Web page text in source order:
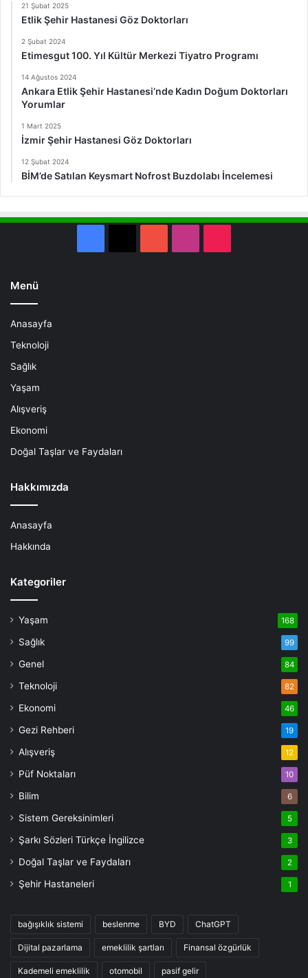
21 Şubat 2025
Etlik Şehir Hastanesi Göz Doktorları
2 Şubat 2024
Etimesgut 100. Yıl Kültür Merkezi Tiyatro Programı
14 Ağustos 2024
Ankara Etlik Şehir Hastanesi’nde Kadın Doğum Doktorları
Yorumlar
1 Mart 2025
İzmir Şehir Hastanesi Göz Doktorları
12 Şubat 2024
BİM’de Satılan Keysmart Nofrost Buzdolabı İncelemesi
Menü
Anasayfa
Teknoloji
Sağlık
Yaşam
Alışveriş
Ekonomi
Doğal Taşlar ve Faydaları
Hakkımızda
Anasayfa
Hakkında
Kategoriler
Yaşam 168
Sağlık 99
Genel 84
Teknoloji 82
Ekonomi 46
Gezi Rehberi 19
Alışveriş 12
Püf Noktaları 10
Bilim 6
Sistem Gereksinimleri 5
Şarkı Sözleri Türkçe İngilizce 3
Doğal Taşlar ve Faydaları 2
Şehir Hastaneleri 1
bağışıklık sistemi beslenme BYD ChatGPT
Dijital pazarlama emeklilik şartları Finansal özgürlük
Kademeli emeklilik otomobil pasif gelir